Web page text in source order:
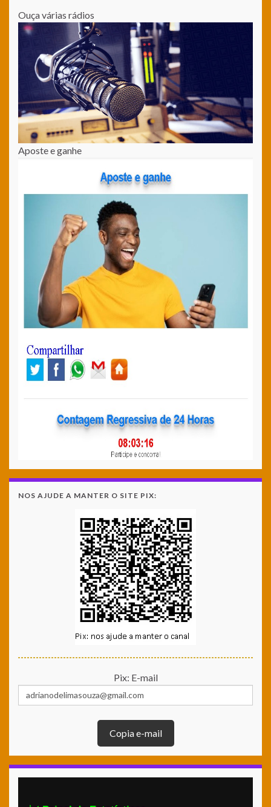
Ouça várias rádios
Aposte e ganhe
NOS AJUDE A MANTER O SITE PIX:
Pix: E-mail
Copia e-mail